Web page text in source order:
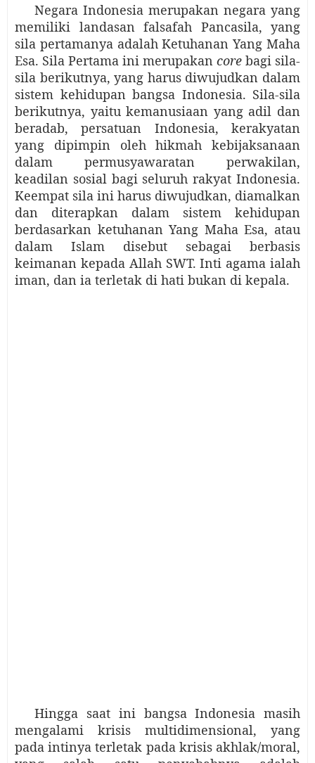
Negara Indonesia merupakan negara yang
memiliki landasan falsafah Pancasila, yang
sila pertamanya adalah Ketuhanan Yang Maha
Esa. Sila Pertama ini merupakan core bagi sila-
sila berikutnya, yang harus diwujudkan dalam
sistem kehidupan bangsa Indonesia. Sila-sila
berikutnya, yaitu kemanusiaan yang adil dan
beradab, persatuan Indonesia, kerakyatan
yang dipimpin oleh hikmah kebijaksanaan
dalam permusyawaratan perwakilan,
keadilan sosial bagi seluruh rakyat Indonesia.
Keempat sila ini harus diwujudkan, diamalkan
dan diterapkan dalam sistem kehidupan
berdasarkan ketuhanan Yang Maha Esa, atau
dalam Islam disebut sebagai berbasis
keimanan kepada Allah SWT.Inti agama ialah
iman, dan ia terletak di hati bukan di kepala.
Hingga saat ini bangsa Indonesia masih
mengalami krisis multidimensional, yang
pada intinyaterletak pada krisis akhlak/moral,